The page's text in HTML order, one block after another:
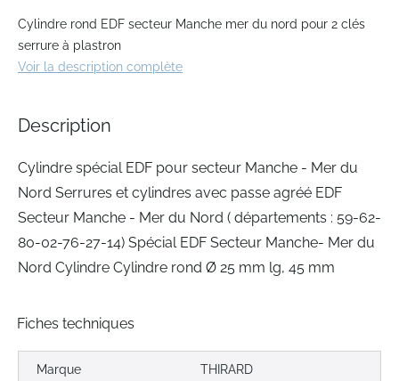
to
the
beginning
of
gallery
Cylindre rond EDF secteur Manche mer du nord pour 2 clés
serrure à plastron
Voir la description complète
Description
Cylindre spécial EDF pour secteur Manche - Mer du
Nord Serrures et cylindres avec passe agréé EDF
Secteur Manche - Mer du Nord ( départements : 59-62-
80-02-76-27-14) Spécial EDF Secteur Manche- Mer du
Nord Cylindre Cylindre rond Ø 25 mm lg, 45 mm
Fiches techniques
Marque THIRARD